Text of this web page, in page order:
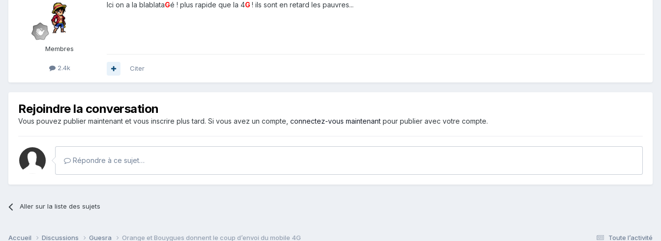
Membres
2.4k
Ici on a la blablataGé ! plus rapide que la 4G ! ils sont en retard les pauvres...
Citer
Rejoindre la conversation
Vous pouvez publier maintenant et vous inscrire plus tard. Si vous avez un compte, connectez-vous maintenant pour publier avec votre compte.
Répondre à ce sujet…
Aller sur la liste des sujets
Toute l’activité
Accueil Discussions Guesra Orange et Bouygues donnent le coup d’envoi du mobile 4G